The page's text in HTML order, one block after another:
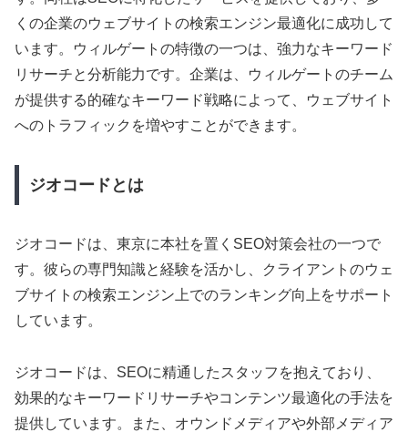
くの企業のウェブサイトの検索エンジン最適化に成功して
います。ウィルゲートの特徴の一つは、強力なキーワード
リサーチと分析能力です。企業は、ウィルゲートのチーム
が提供する的確なキーワード戦略によって、ウェブサイト
へのトラフィックを増やすことができます。
ジオコードとは
ジオコードは、東京に本社を置くSEO対策会社の一つで
す。彼らの専門知識と経験を活かし、クライアントのウェ
ブサイトの検索エンジン上でのランキング向上をサポート
しています。
ジオコードは、SEOに精通したスタッフを抱えており、
効果的なキーワードリサーチやコンテンツ最適化の手法を
提供しています。また、オウンドメディアや外部メディア